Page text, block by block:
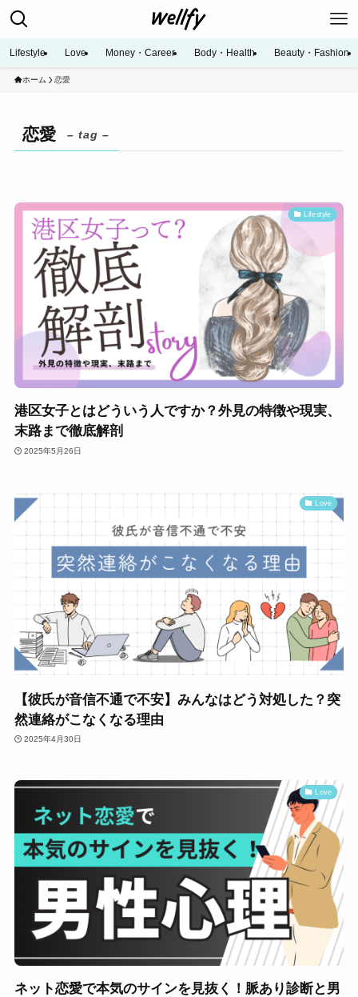
Lifestyle Love Money・Career Body・Health Beauty・Fashion
ホーム 恋愛
恋愛 – tag –
Lifestyle
港区女子とはどういう人ですか？外見の特徴や現実、
末路まで徹底解剖
2025年5月26日
Love
【彼氏が音信不通で不安】みんなはどう対処した？突
然連絡がこなくなる理由
2025年4月30日
Love
ネット恋愛で本気のサインを見抜く！脈あり診断と男